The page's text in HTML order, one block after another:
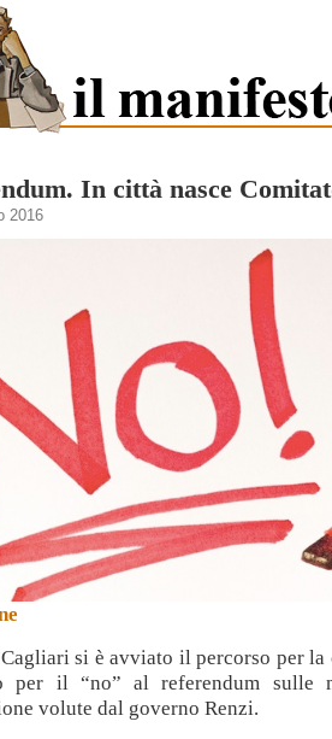
In città nasce
2016
si è avviato il percorso per
per il “no” al referendum sulle
volute dal governo Renzi.